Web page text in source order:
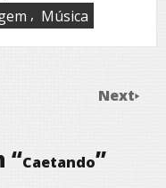
, Música
Next
“Caetando”